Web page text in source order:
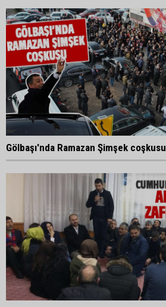
Gölbaşı'nda Ramazan Şimşek coşkusu